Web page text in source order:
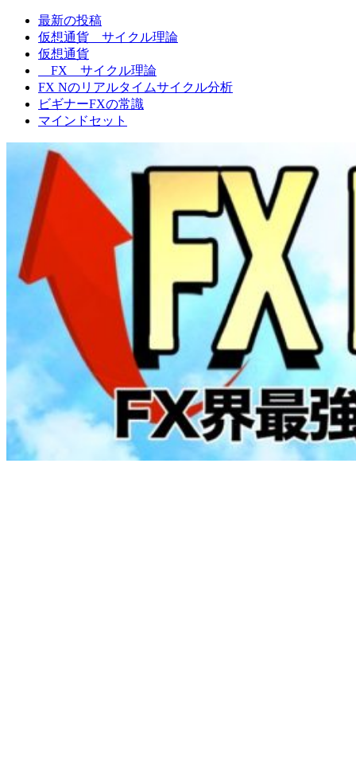
FXNの相場観
最新の投稿
仮想通貨 サイクル理論
仮想通貨
FX サイクル理論
FX Nのリアルタイムサイクル分析
ビギナーFXの常識
マインドセット